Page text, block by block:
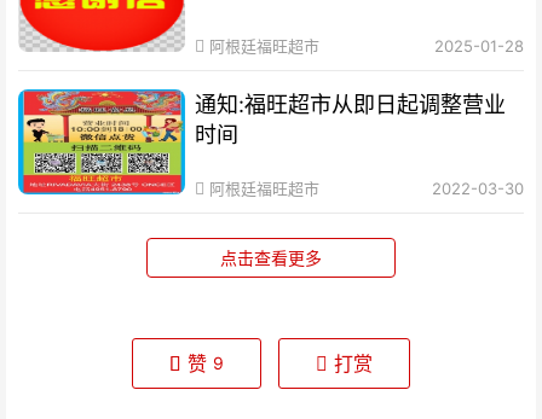
阿根廷福旺超市 2025-01-28
通知:福旺超市从即日起调整营业
时间
阿根廷福旺超市 2022-03-30
点击查看更多
赞 9 打赏